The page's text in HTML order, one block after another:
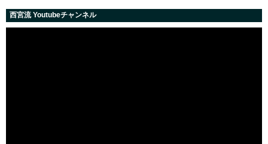
西宮流 Youtubeチャンネル